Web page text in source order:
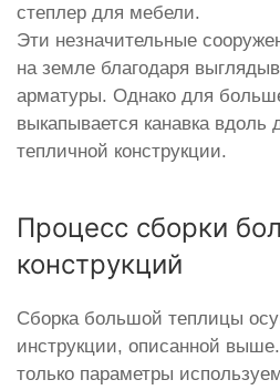
степлер для мебели.
Эти незначительные
на земле благодаря
арматуры. Однако для
выкапывается канавка вдоль
тепличной конструкции.
Процесс сборки
конструкций
Сборка большой теплицы
инструкции, описанной
только параметры